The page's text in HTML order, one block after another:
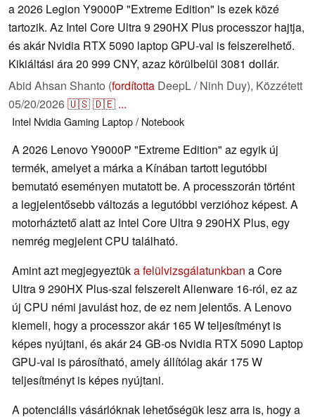
a 2026 Legion Y9000P "Extreme Edition" is ezek közé
tartozik. Az Intel Core Ultra 9 290HX Plus processzor hajtja,
és akár Nvidia RTX 5090 laptop GPU-val is felszerelhető.
Kikiáltási ára 20 999 CNY, azaz körülbelül 3081 dollár.
Abid Ahsan Shanto (fordította DeepL / Ninh Duy), Közzétett
05/20/2026🇺🇸🇩🇪 ...
Intel NvidiaGaming Laptop / Notebook
A 2026 Lenovo Y9000P "Extreme Edition" az egyik új
termék, amelyet a márka a Kínában tartott legutóbbi
bemutató eseményen mutatott be. A processzorán történt
a legjelentősebb változás a legutóbbi verzióhoz képest. A
motorháztető alatt az Intel Core Ultra 9 290HX Plus, egy
nemrég megjelent CPU található.
Amint azt megjegyeztüka felülvizsgálatunkban a Core
Ultra 9 290HX Plus-szal felszerelt Alienware 16-ról, ez az
új CPU némi javulást hoz, de ez nem jelentős. A Lenovo
kiemeli, hogy a processzor akár 165 W teljesítményt is
képes nyújtani, és akár 24 GB-os Nvidia RTX 5090 Laptop
GPU-val is párosítható, amely állítólag akár 175 W
teljesítményt is képes nyújtani.
A potenciális vásárlóknak lehetőségük lesz arra is, hogy a